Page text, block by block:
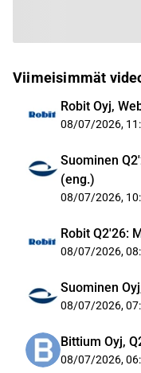
Viimeisimmät
Robit Oyj,
08/07/2026,
Suominen
(eng.)
08/07/2026,
Robit Q2'26:
08/07/2026,
Suominen
08/07/2026,
Bittium Oyj,
08/07/2026,